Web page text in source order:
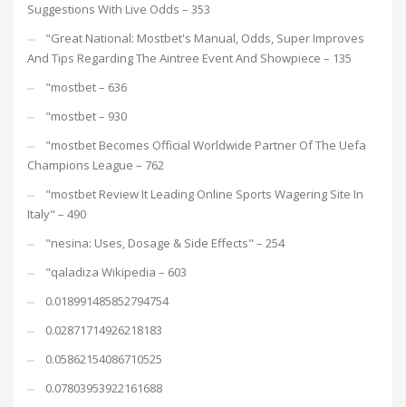
Suggestions With Live Odds – 353
"Great National: Mostbet's Manual, Odds, Super Improves
And Tips Regarding The Aintree Event And Showpiece – 135
"mostbet – 636
"mostbet – 930
"mostbet Becomes Official Worldwide Partner Of The Uefa
Champions League – 762
"mostbet Review It Leading Online Sports Wagering Site In
Italy" – 490
"nesina: Uses, Dosage & Side Effects" – 254
"qaladiza Wikipedia – 603
0.018991485852794754
0.02871714926218183
0.05862154086710525
0.07803953922161688